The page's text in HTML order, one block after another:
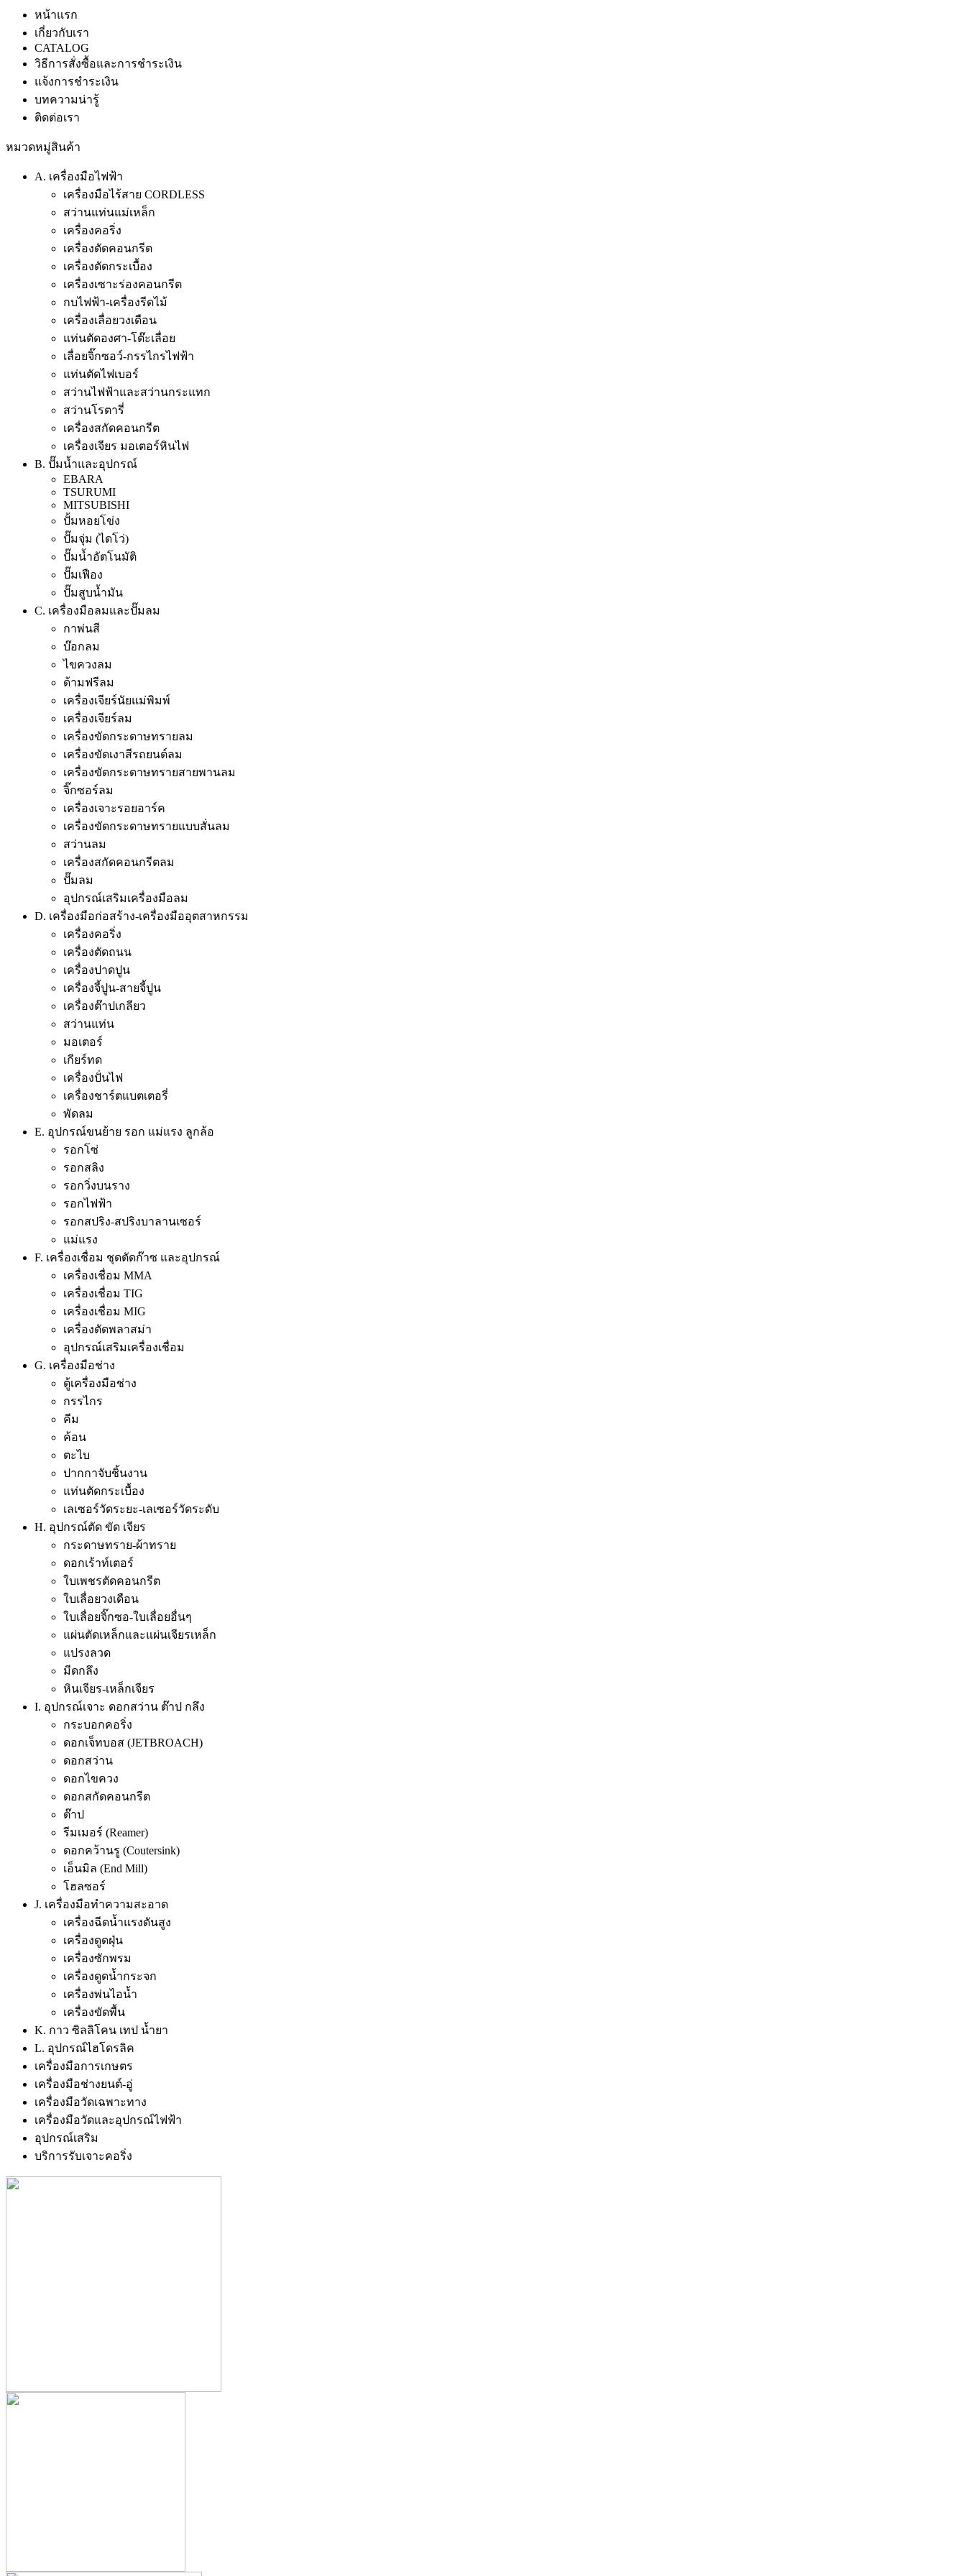
หน้าแรก
เกี่ยวกับเรา
CATALOG
วิธีการสั่งซื้อและการชำระเงิน
แจ้งการชำระเงิน
บทความน่ารู้
ติดต่อเรา
หมวดหมู่สินค้า
A. เครื่องมือไฟฟ้า
เครื่องมือไร้สาย CORDLESS
สว่านแท่นแม่เหล็ก
เครื่องคอริ่ง
เครื่องตัดคอนกรีต
เครื่องตัดกระเบื้อง
เครื่องเซาะร่องคอนกรีต
กบไฟฟ้า-เครื่องรีดไม้
เครื่องเลื่อยวงเดือน
แท่นตัดองศา-โต๊ะเลื่อย
เลื่อยจิ๊กซอว์-กรรไกรไฟฟ้า
แท่นตัดไฟเบอร์
สว่านไฟฟ้าและสว่านกระแทก
สว่านโรตารี่
เครื่องสกัดคอนกรีต
เครื่องเจียร มอเตอร์หินไฟ
B. ปั๊มน้ำและอุปกรณ์
EBARA
TSURUMI
MITSUBISHI
ปั้มหอยโข่ง
ปั๊มจุ่ม (ไดโว่)
ปั๊มน้ำอัตโนมัติ
ปั๊มเฟือง
ปั๊มสูบน้ำมัน
C. เครื่องมือลมและปั๊มลม
กาพ่นสี
บ๊อกลม
ไขควงลม
ด้ามฟรีลม
เครื่องเจียร์นัยแม่พิมพ์
เครื่องเจียร์ลม
เครื่องขัดกระดาษทรายลม
เครื่องขัดเงาสีรถยนต์ลม
เครื่องขัดกระดาษทรายสายพานลม
จิ๊กซอร์ลม
เครื่องเจาะรอยอาร์ค
เครื่องขัดกระดาษทรายแบบสั่นลม
สว่านลม
เครื่องสกัดคอนกรีตลม
ปั๊มลม
อุปกรณ์เสริมเครื่องมือลม
D. เครื่องมือก่อสร้าง-เครื่องมืออุตสาหกรรม
เครื่องคอริ่ง
เครื่องตัดถนน
เครื่องปาดปูน
เครื่องจี้ปูน-สายจี้ปูน
เครื่องต๊าปเกลียว
สว่านแท่น
มอเตอร์
เกียร์ทด
เครื่องปั่นไฟ
เครื่องชาร์ตแบตเตอรี่
พัดลม
E. อุปกรณ์ขนย้าย รอก แม่แรง ลูกล้อ
รอกโซ่
รอกสลิง
รอกวิ่งบนราง
รอกไฟฟ้า
รอกสปริง-สปริงบาลานเซอร์
แม่แรง
F. เครื่องเชื่อม ชุดตัดก๊าซ และอุปกรณ์
เครื่องเชื่อม MMA
เครื่องเชื่อม TIG
เครื่องเชื่อม MIG
เครื่องตัดพลาสม่า
อุปกรณ์เสริมเครื่องเชื่อม
G. เครื่องมือช่าง
ตู้เครื่องมือช่าง
กรรไกร
คีม
ค้อน
ตะไบ
ปากกาจับชิ้นงาน
แท่นตัดกระเบื้อง
เลเซอร์วัดระยะ-เลเซอร์วัดระดับ
H. อุปกรณ์ตัด ขัด เจียร
กระดาษทราย-ผ้าทราย
ดอกเร้าท์เตอร์
ใบเพชรตัดคอนกรีต
ใบเลื่อยวงเดือน
ใบเลื่อยจิ๊กซอ-ใบเลื่อยอื่นๆ
แผ่นตัดเหล็กและแผ่นเจียรเหล็ก
แปรงลวด
มีดกลึง
หินเจียร-เหล็กเจียร
I. อุปกรณ์เจาะ ดอกสว่าน ต๊าป กลึง
กระบอกคอริ่ง
ดอกเจ็ทบอส (JETBROACH)
ดอกสว่าน
ดอกไขควง
ดอกสกัดคอนกรีต
ต๊าป
รีมเมอร์ (Reamer)
ดอกคว้านรู (Coutersink)
เอ็นมิล (End Mill)
โฮลซอร์
J. เครื่องมือทำความสะอาด
เครื่องฉีดน้ำแรงดันสูง
เครื่องดูดฝุ่น
เครื่องซักพรม
เครื่องดูดน้ำกระจก
เครื่องพ่นไอน้ำ
เครื่องขัดพื้น
K. กาว ซิลลิโคน เทป น้ำยา
L. อุปกรณ์ไฮโดรลิค
เครื่องมือการเกษตร
เครื่องมือช่างยนต์-อู่
เครื่องมือวัดเฉพาะทาง
เครื่องมือวัดและอุปกรณ์ไฟฟ้า
อุปกรณ์เสริม
บริการรับเจาะคอริ่ง